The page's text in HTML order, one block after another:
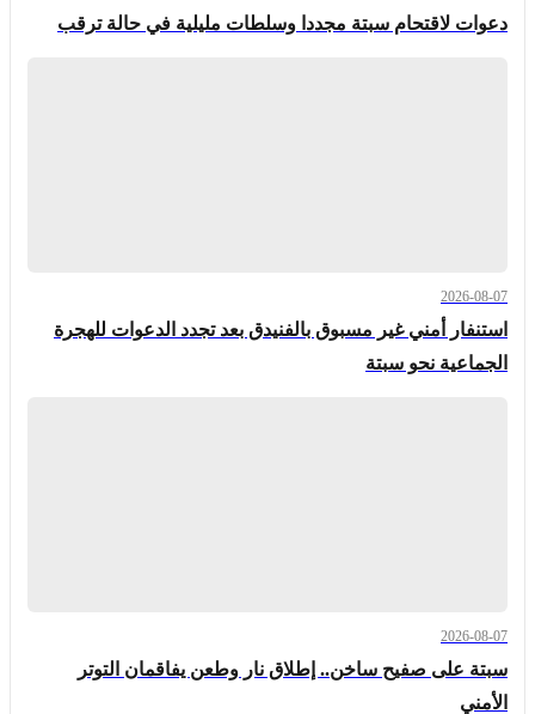
دعوات لاقتحام سبتة مجددا وسلطات مليلية في حالة ترقب
2026-08-07
استنفار أمني غير مسبوق بالفنيدق بعد تجدد الدعوات للهجرة
الجماعية نحو سبتة
2026-08-07
سبتة على صفيح ساخن.. إطلاق نار وطعن يفاقمان التوتر
الأمني